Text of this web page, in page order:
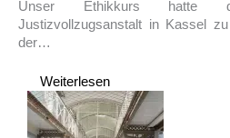
Unser Ethikkurs hatte
Justizvollzugsanstalt in Kassel
der…
Weiterlesen